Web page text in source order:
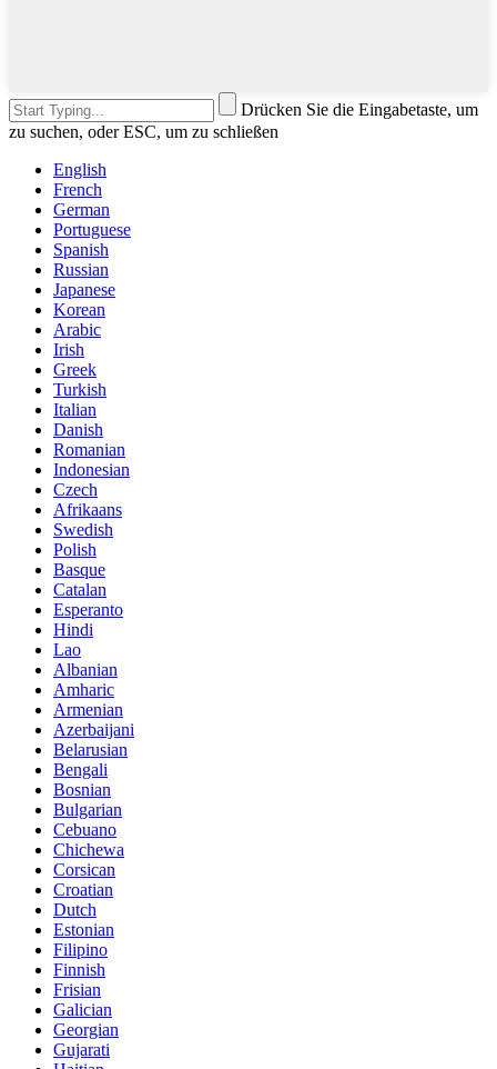
Drücken Sie die Eingabetaste, um
zu suchen, oder ESC, um zu schließen
English
French
German
Portuguese
Spanish
Russian
Japanese
Korean
Arabic
Irish
Greek
Turkish
Italian
Danish
Romanian
Indonesian
Czech
Afrikaans
Swedish
Polish
Basque
Catalan
Esperanto
Hindi
Lao
Albanian
Amharic
Armenian
Azerbaijani
Belarusian
Bengali
Bosnian
Bulgarian
Cebuano
Chichewa
Corsican
Croatian
Dutch
Estonian
Filipino
Finnish
Frisian
Galician
Georgian
Gujarati